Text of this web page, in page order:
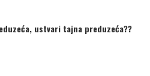
ustvari tajna preduzeća??